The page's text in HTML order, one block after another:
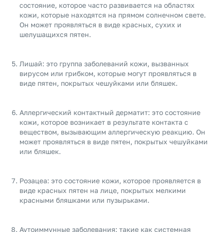
состояние, которое часто развивается на областях
кожи, которые находятся на прямом солнечном свете.
Он может проявляться в виде красных, сухих и
шелушащихся пятен.
Лишай: это группа заболеваний кожи, вызванных
вирусом или грибком, которые могут проявляться в
виде пятен, покрытых чешуйками или бляшек.
Аллергический контактный дерматит: это состояние
кожи, которое возникает в результате контакта с
веществом, вызывающим аллергическую реакцию. Он
может проявляться в виде пятен, покрытых чешуйками
или бляшек.
Розацеа: это состояние кожи, которое проявляется в
виде красных пятен на лице, покрытых мелкими
красными бляшками или пузырьками.
Аутоиммунные заболевания: такие как системная